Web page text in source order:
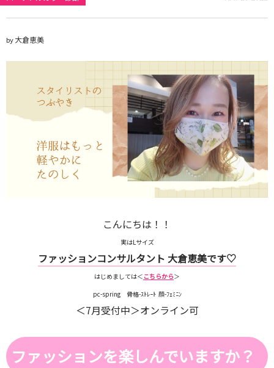
by大倉恵美
こんにちは！！
実はLサイズ
ファッションコンサルタント 大倉恵美です♡
はじめましては＜ こちらから＞
pc-spring 骨格-ｽﾄﾚｰﾄ 顔-ﾌｪﾐﾆﾝ
＜7月受付中＞オンライン可
ファッションを楽しんでいますか？